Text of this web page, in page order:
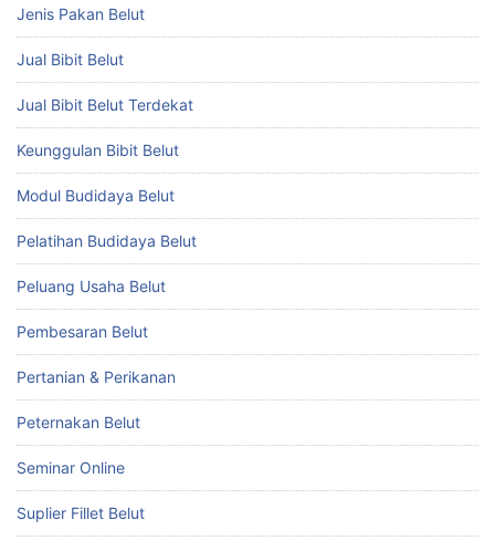
Jenis Pakan Belut
Jual Bibit Belut
Jual Bibit Belut Terdekat
Keunggulan Bibit Belut
Modul Budidaya Belut
Pelatihan Budidaya Belut
Peluang Usaha Belut
Pembesaran Belut
Pertanian & Perikanan
Peternakan Belut
Seminar Online
Suplier Fillet Belut